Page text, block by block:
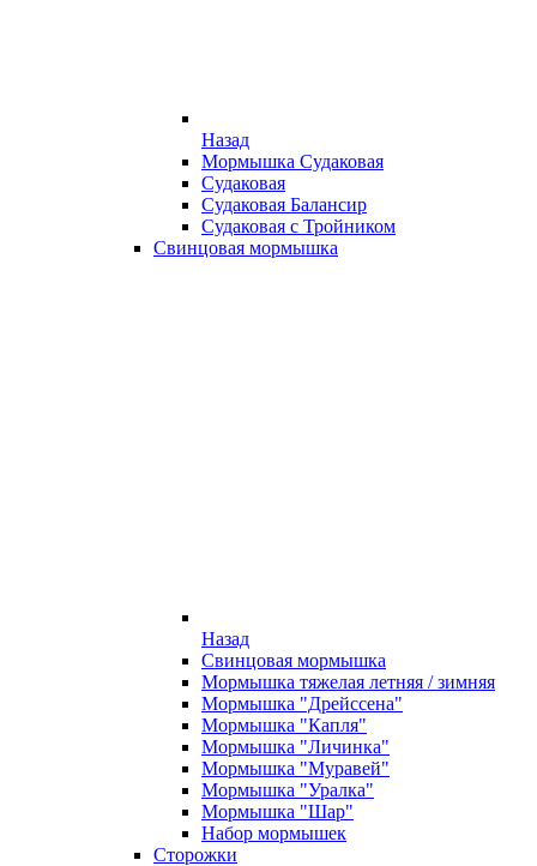
Назад
Мормышка Судаковая
Судаковая
Судаковая Балансир
Судаковая с Тройником
Свинцовая мормышка
Назад
Свинцовая мормышка
Мормышка тяжелая летняя / зимняя
Мормышка "Дрейссена"
Мормышка "Капля"
Мормышка "Личинка"
Мормышка "Муравей"
Мормышка "Уралка"
Мормышка "Шар"
Набор мормышек
Сторожки